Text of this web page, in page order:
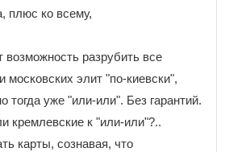
плюс ко всему,
разрубить все
московских элит "по-киевски",
тогда уже "или-или". Без гарантий.
кремлевские к "или-или"?..
карты, сознавая, что